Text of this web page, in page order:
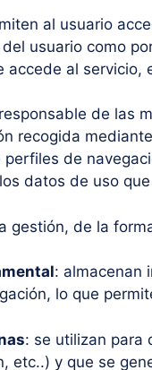
al usuario
usuario como
accede al servicio,
de las
recogida
de
datos de uso
gestión, de la
: almacenan
lo que
: se utilizan para
etc..) y que se